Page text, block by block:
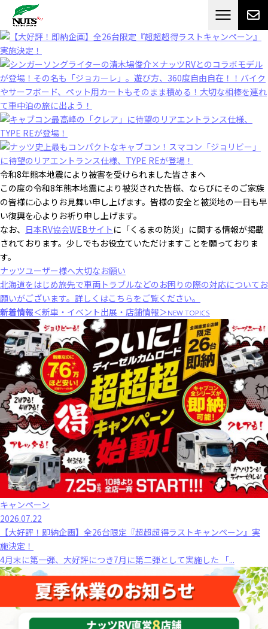
日本最大級のキャンピングカーメーカー
RV[テレビCM放送]
令和8年熊本地震により被害を受けられました皆さまへ
この度の令和8年熊本地震により被災された皆様、ならびにそのご家族
の皆様に心よりお見舞い申し上げます。皆様の安全と被災地の一日も早
い復興を心よりお祈り申し上げます。
なお、 日本RV協会WEBサイト に「くるまの防災」に関する情報が掲載
されております。少しでもお役立ていただけますことを願っておりま
す。
ナッツユーザー様へ大切なお願い
北海道をはじめ旅先で車両トラブルなどのお困りの際の対応についてお
願いがございます。 詳しくはこちらをご覧ください。
新着情報＜新車・イベント出展・店舗情報＞NEW TOPICS
キャンペーン
2026.07.22
【大好評！即納企画】全26台限定『超超超得ラストキャンペーン』実
施決定！
4月末に第一弾、大好評につき7月に第二弾として実施した 「...